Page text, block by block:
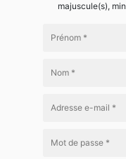
majuscule(s),